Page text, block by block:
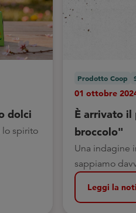
dolci
lo spirito
Prodotto Coop
01 ottobre
È arrivato il
broccolo"
Una indagine
sappiamo
Leggi la